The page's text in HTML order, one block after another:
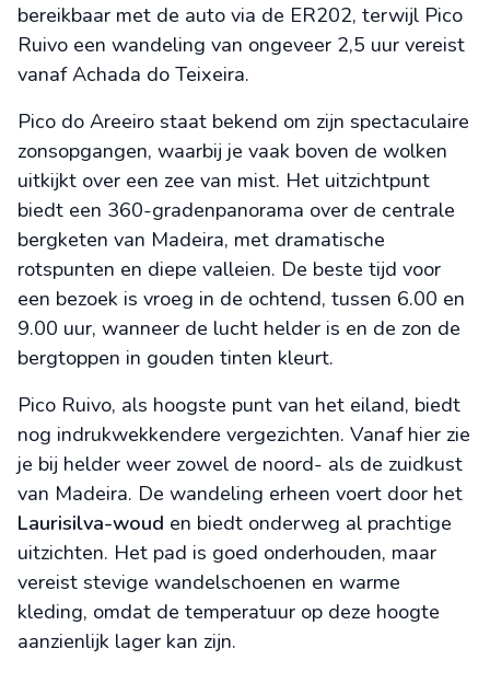
bereikbaar met de auto via de ER202, terwijl Pico
Ruivo een wandeling van ongeveer 2,5 uur vereist
vanaf Achada do Teixeira.
Pico do Areeiro staat bekend om zijn spectaculaire
zonsopgangen, waarbij je vaak boven de wolken
uitkijkt over een zee van mist. Het uitzichtpunt
biedt een 360-gradenpanorama over de centrale
bergketen van Madeira, met dramatische
rotspunten en diepe valleien. De beste tijd voor
een bezoek is vroeg in de ochtend, tussen 6.00 en
9.00 uur, wanneer de lucht helder is en de zon de
bergtoppen in gouden tinten kleurt.
Pico Ruivo, als hoogste punt van het eiland, biedt
nog indrukwekkendere vergezichten. Vanaf hier zie
je bij helder weer zowel de noord- als de zuidkust
van Madeira. De wandeling erheen voert door het
Laurisilva-woud en biedt onderweg al prachtige
uitzichten. Het pad is goed onderhouden, maar
vereist stevige wandelschoenen en warme
kleding, omdat de temperatuur op deze hoogte
aanzienlijk lager kan zijn.